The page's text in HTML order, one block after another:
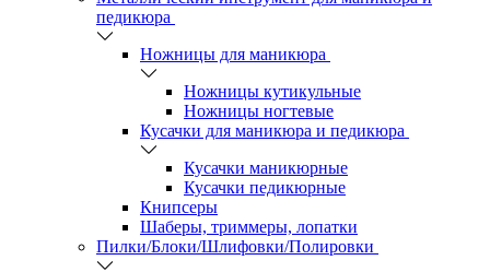
педикюра
Ножницы для маникюра
Ножницы кутикульные
Ножницы ногтевые
Кусачки для маникюра и педикюра
Кусачки маникюрные
Кусачки педикюрные
Книпсеры
Шаберы, триммеры, лопатки
Пилки/Блоки/Шлифовки/Полировки